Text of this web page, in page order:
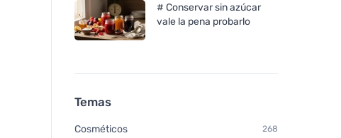
# Conservar sin azúcar
vale la pena probarlo
Temas
Cosméticos 268